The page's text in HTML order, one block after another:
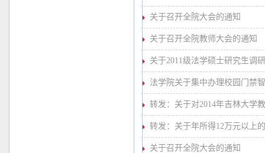
关于召开全院大会的通知
关于召开全院教师大会的通知
关于2011级法学硕士研究生调
法学院关于集中办理校园门禁
转发：关于对2014年吉林大学
转发：关于年所得12万元以上
关于召开全院大会的通知